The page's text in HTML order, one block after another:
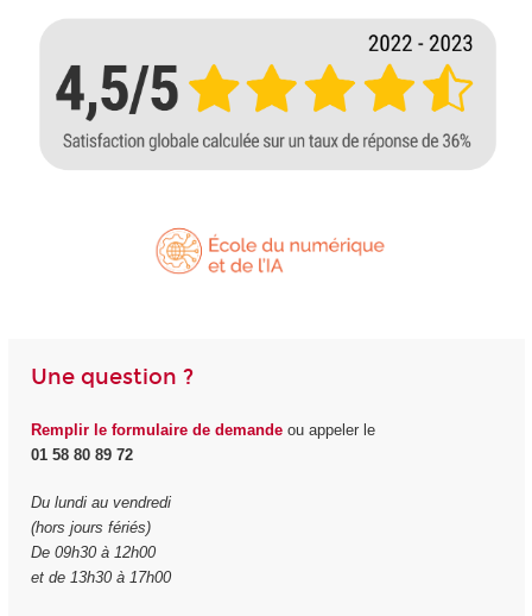
Une question ?
Remplir le formulaire de demandeou appeler le
01 58 80 89 72
Du lundi au vendredi
(hors jours fériés)
De 09h30 à 12h00
et de 13h30 à 17h00